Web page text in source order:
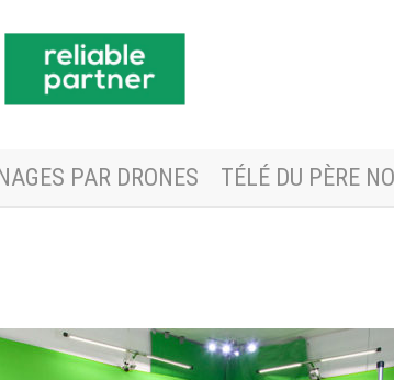
PAR DRONES TÉLÉ DU PÈRE